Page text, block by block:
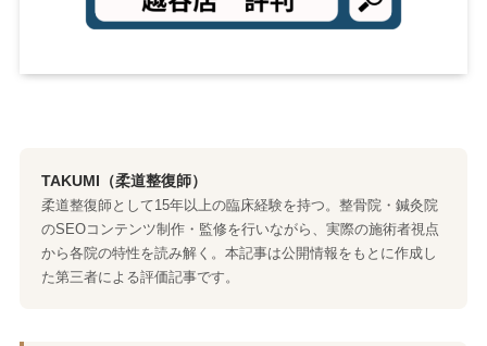
TAKUMI（柔道整復師）
柔道整復師として15年以上の臨床経験を持つ。整骨院・鍼灸院
のSEOコンテンツ制作・監修を行いながら、実際の施術者視点
から各院の特性を読み解く。本記事は公開情報をもとに作成し
た第三者による評価記事です。